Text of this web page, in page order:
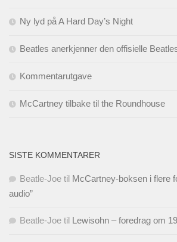
Ny lyd på A Hard Day’s Night
Beatles anerkjenner den offisielle
Kommentarutgave
McCartney tilbake til the Roundhouse
SISTE KOMMENTARER
Beatle-Joe til McCartney-boksen i flere
audio”
Beatle-Joe til Lewisohn – foredrag om